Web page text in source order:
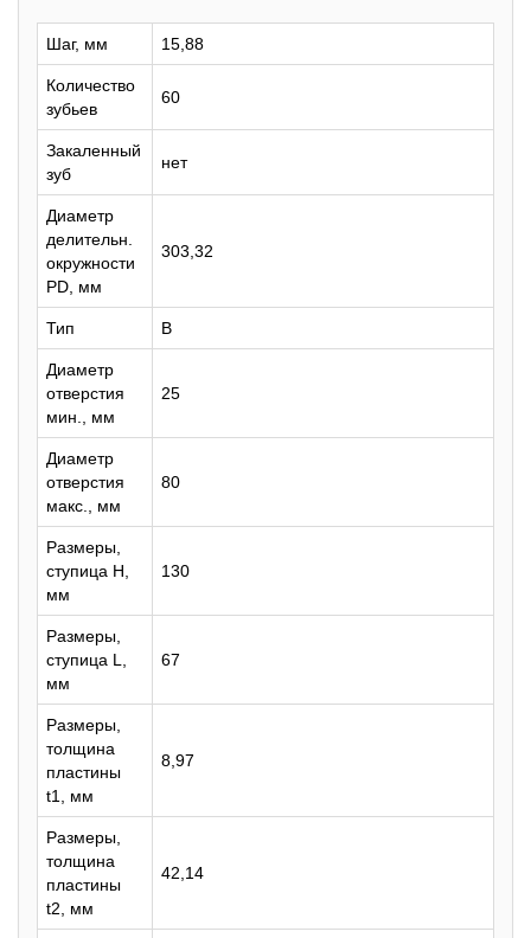
Шаг, мм 15,88
Количество
зубьев
60
Закаленный
зуб
нет
Диаметр
делительн.
окружности
PD, мм
303,32
Тип B
Диаметр
отверстия
мин., мм
25
Диаметр
отверстия
макс., мм
80
Размеры,
ступица H,
мм
130
Размеры,
ступица L,
мм
67
Размеры,
толщина
пластины
t1, мм
8,97
Размеры,
толщина
пластины
t2, мм
42,14